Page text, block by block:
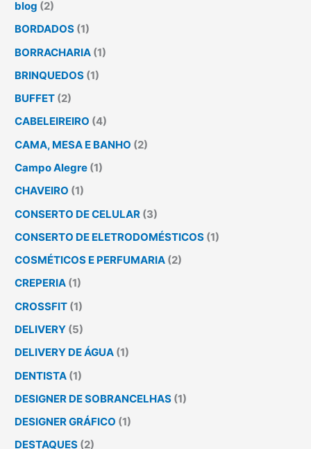
blog (2)
BORDADOS (1)
BORRACHARIA (1)
BRINQUEDOS (1)
BUFFET (2)
CABELEIREIRO (4)
CAMA, MESA E BANHO (2)
Campo Alegre (1)
CHAVEIRO (1)
CONSERTO DE CELULAR (3)
CONSERTO DE ELETRODOMÉSTICOS (1)
COSMÉTICOS E PERFUMARIA (2)
CREPERIA (1)
CROSSFIT (1)
DELIVERY (5)
DELIVERY DE ÁGUA (1)
DENTISTA (1)
DESIGNER DE SOBRANCELHAS (1)
DESIGNER GRÁFICO (1)
DESTAQUES (2)